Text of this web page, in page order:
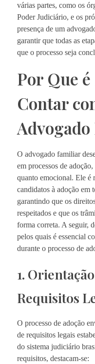
várias partes, como os
Poder Judiciário, e os
presença de um
garantir que todas as
que o processo seja
Por Que
Contar
O advogado familiar
em processos de
quanto emocional. Ele é
candidatos à adoção em
garantindo que os
respeitados e que os
forma correta. A seguir,
pelos quais é essencial
durante o processo de
1.
Requisitos
O processo de adoção
de requisitos legais
do sistema judiciário
requisitos, destacam-se: